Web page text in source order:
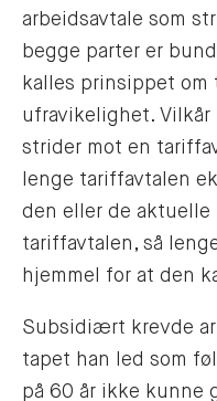
arbeidsavtale som
begge parter er
kalles prinsippet om
ufravikelighet. Vilkår
strider mot en
lenge tariffavtalen
den eller de aktuelle
tariffavtalen, så
hjemmel for at den
Subsidiært krevde
tapet han led som
på 60 år ikke kunne